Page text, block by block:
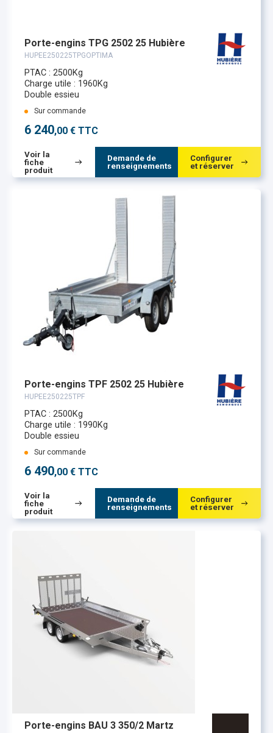
Porte-engins TPG 2502 25 Hubière
HUPEE250225TPGOPTIMA
PTAC : 2500Kg
Charge utile : 1960Kg
Double essieu
Sur commande
6 240,00 € TTC
Voir la
fiche
produit
Demande de
renseignements
Configurer
et réserver
Porte-engins TPF 2502 25 Hubière
HUPEE250225TPF
PTAC : 2500Kg
Charge utile : 1990Kg
Double essieu
Sur commande
6 490,00 € TTC
Voir la
fiche
produit
Demande de
renseignements
Configurer
et réserver
Porte-engins BAU 3 350/2 Martz